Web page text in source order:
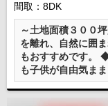
間取：8DK
～土地面積３００
を離れ、自然に囲
もおすすめです。
も子供が自由気ま